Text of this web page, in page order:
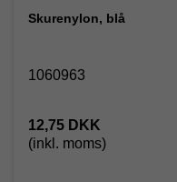
Skurenylon, blå
1060963
12,75 DKK
(inkl. moms)